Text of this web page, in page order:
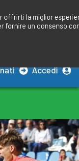
Accedi
offrirti la miglior
fornire un consenso